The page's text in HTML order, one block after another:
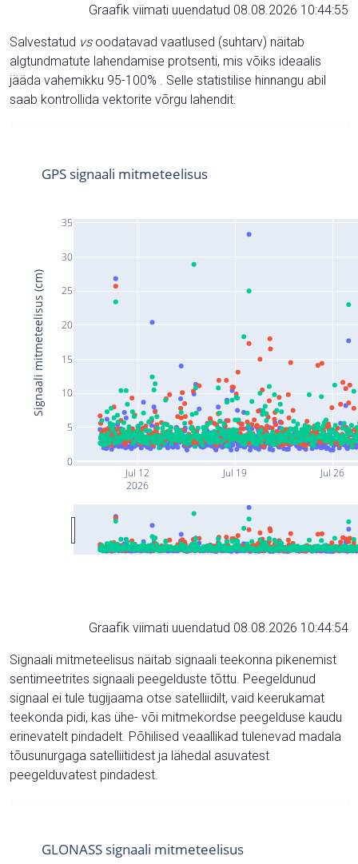
Graafik viimati uuendatud 08.08.2026 10:44:55
Salvestatud vsoodatavad vaatlused (suhtarv) näitab
algtundmatute lahendamise protsenti, mis võiks ideaalis
jääda vahemikku 95-100% . Selle statistilise hinnangu abil
saab kontrollida vektorite võrgu lahendit.
Jul 12
2026
Jul 19 Jul 26
0
5
10
15
20
25
30
35
GPS signaali mitmeteelisus
Signaali mitmeteelisus (cm)
Graafik viimati uuendatud 08.08.2026 10:44:54
Signaali mitmeteelisus näitab signaali teekonna pikenemist
sentimeetrites signaali peegelduste tõttu. Peegeldunud
signaal ei tule tugijaama otse satelliidilt, vaid keerukamat
teekonda pidi, kas ühe- või mitmekordse peegelduse kaudu
erinevatelt pindadelt. Põhilised veaallikad tulenevad madala
tõusunurgaga satelliitidest ja lähedal asuvatest
peegelduvatest pindadest.
GLONASS signaali mitmeteelisus